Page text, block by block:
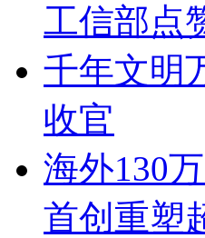
工信部点
千年文明
收官
海外130
首创重塑